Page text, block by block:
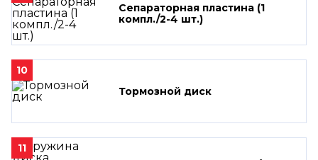
Сепараторная пластина (1
компл./2-4 шт.)
10
Тормозной диск
11